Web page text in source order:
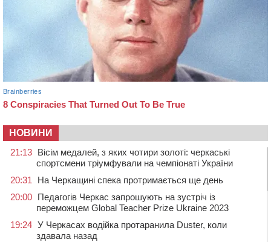
НОВИНИ
21:13 Вісім медалей, з яких чотири золоті: черкаські
спортсмени тріумфували на чемпіонаті України
20:31
На Черкащині спека протримається ще день
20:00 Педагогів Черкас запрошують на зустріч із
переможцем Global Teacher Prize Ukraine 2023
19:24 У Черкасах водійка протаранила Duster, коли
здавала назад